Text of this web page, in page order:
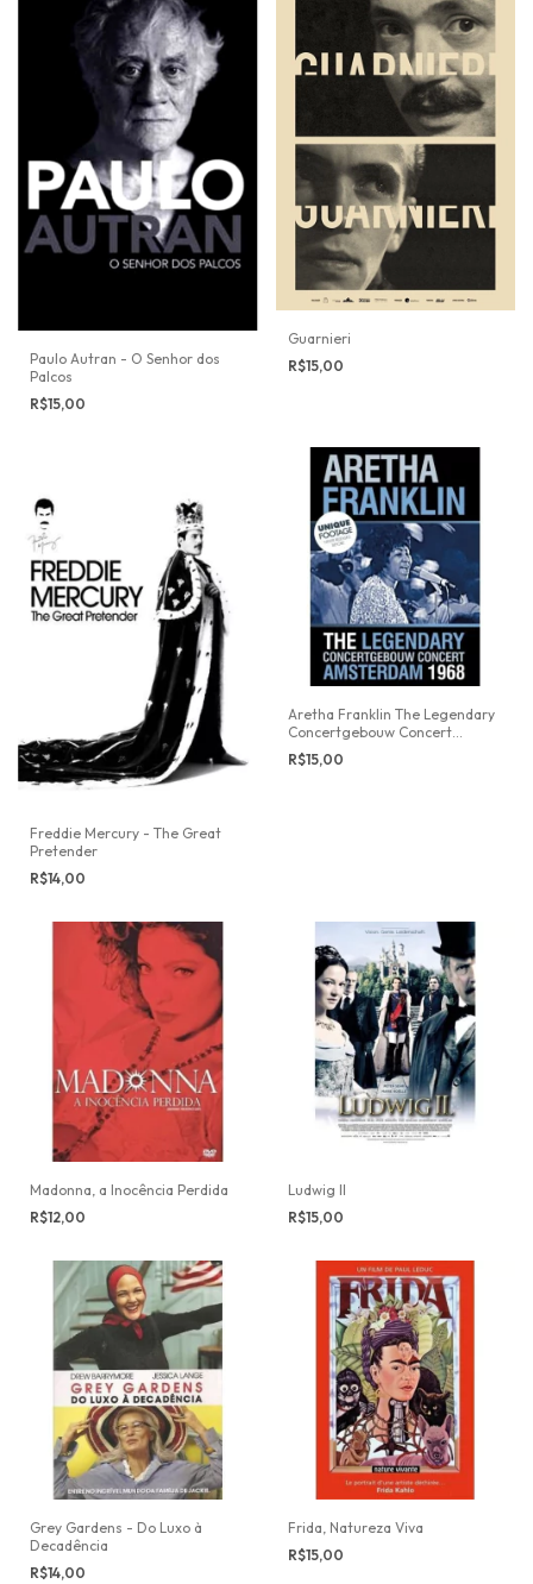
Paulo Autran - O Senhor dos
Palcos
R$15,00
Guarnieri
R$15,00
Freddie Mercury - The Great
Pretender
R$14,00
Aretha Franklin The Legendary
Concertgebouw Concert
Amsterdam 1968
R$15,00
Madonna, a Inocência Perdida
R$12,00
Ludwig II
R$15,00
Grey Gardens - Do Luxo à
Decadência
R$14,00
Frida, Natureza Viva
R$15,00